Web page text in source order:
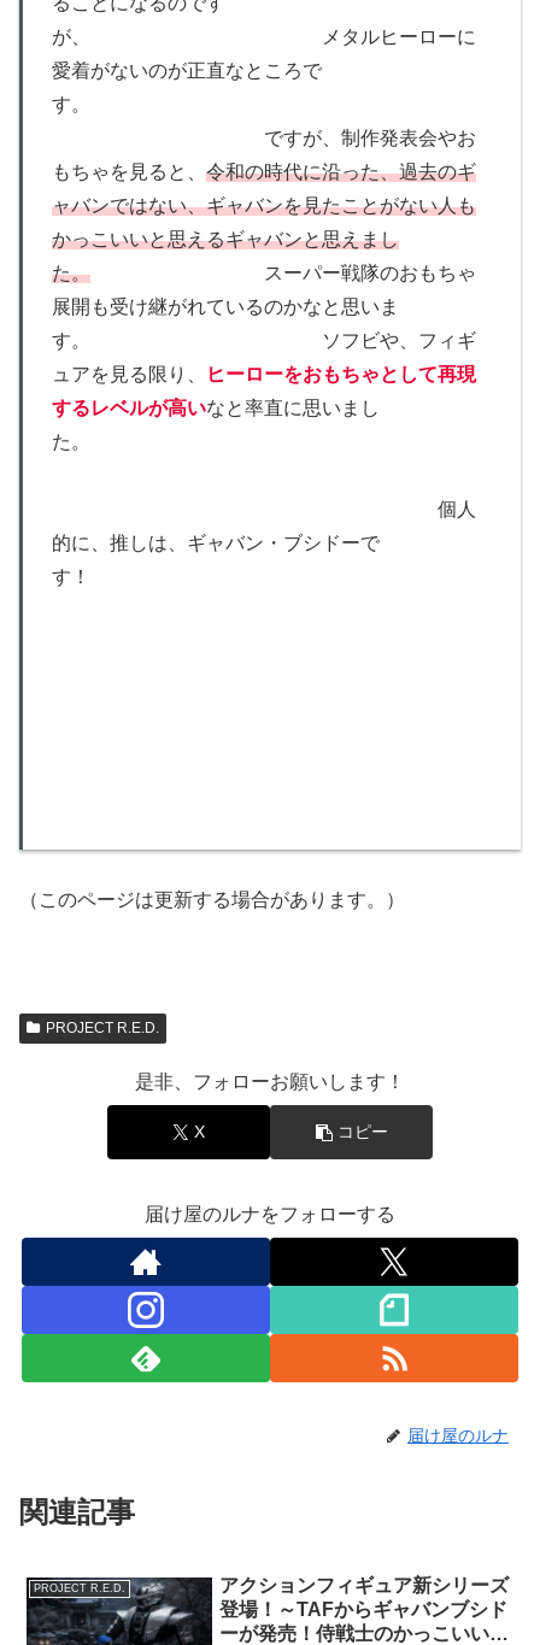
が、 メタルヒーローに
愛着がないのが正直なところで
す。
ですが、制作発表会やお
もちゃを見ると、 令和の時代に沿った、過去のギ
ャバンではない、ギャバンを見たことがない人も
かっこいいと思えるギャバンと思えまし
た。 スーパー戦隊のおもちゃ
展開も受け継がれているのかなと思いま
す。 ソフビや、フィギ
ュアを見る限り、
ヒーローをおもちゃとして再現
するレベルが高いなと率直に思いまし
た。
個人
的に、推しは、ギャバン・ブシドーで
す！
（このページは更新する場合があります。）
PROJECT R.E.D.
是非、フォローお願いします！
X コピー
届け屋のルナをフォローする
届け屋のルナ
関連記事
PROJECT R.E.D.
アクションフィギュア新シリーズ
登場！～TAFからギャバンブシド
ーが発売！侍戦士のかっこいい姿